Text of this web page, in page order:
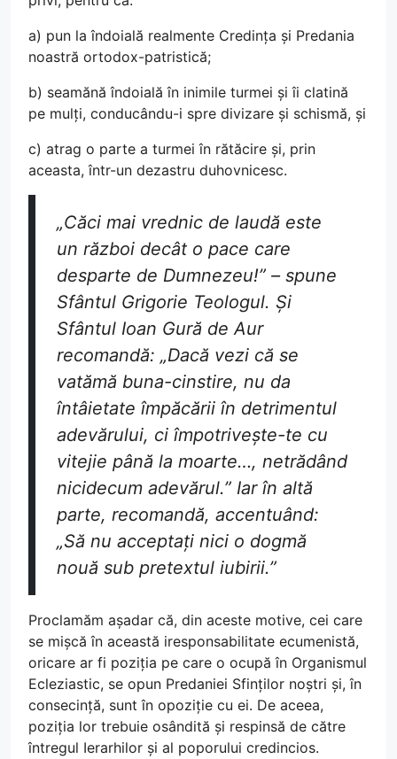
a) pun la îndoială realmente Credința și Predania
noastră ortodox-patristică;
b) seamănă îndoială în inimile turmei și îi clatină
pe mulți, conducându-i spre divizare și schismă, și
c) atrag o parte a turmei în rătăcire și, prin
aceasta, într-un dezastru duhovnicesc.
„Căci mai vrednic de laudă este
un război decât o pace care
desparte de Dumnezeu!” – spune
Sfântul Grigorie Teologul. Și
Sfântul Ioan Gură de Aur
recomandă: „Dacă vezi că se
vatămă buna-cinstire, nu da
întâietate împăcării în detrimentul
adevărului, ci împotrivește-te cu
vitejie până la moarte…, netrădând
nicidecum adevărul.” Iar în altă
parte, recomandă, accentuând:
„Să nu acceptați nici o dogmă
nouă sub pretextul iubirii.”
Proclamăm așadar că, din aceste motive, cei care
se mișcă în această iresponsabilitate ecumenistă,
oricare ar fi poziția pe care o ocupă în Organismul
Ecleziastic, se opun Predaniei Sfinților noștri și, în
consecință, sunt în opoziție cu ei. De aceea,
poziția lor trebuie osândită și respinsă de către
întregul Ierarhilor și al poporului credincios.